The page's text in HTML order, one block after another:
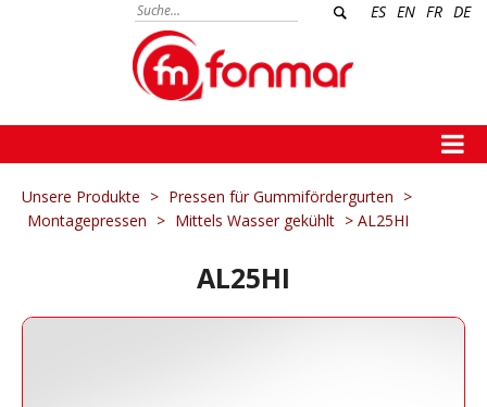
ES EN FR DE
Unsere Produkte > Pressen für Gummifördergurten >
Montagepressen > Mittels Wasser gekühlt > AL25HI
AL25HI